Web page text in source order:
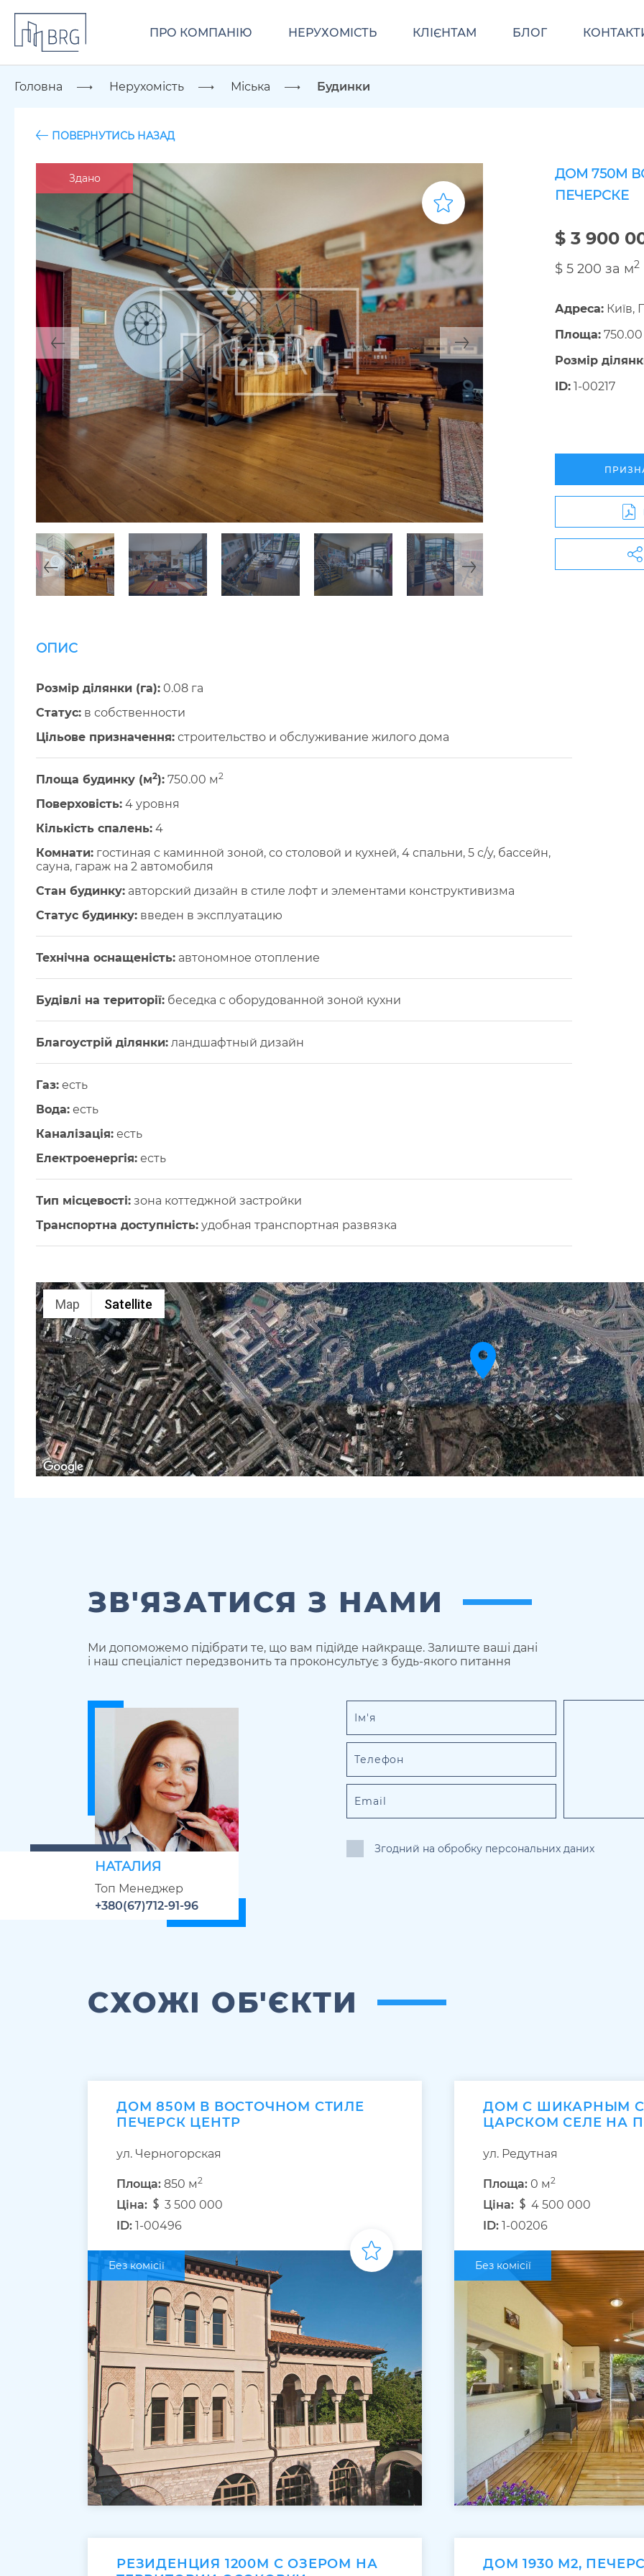
ПРО КОМПАНІЮ НЕРУХОМІСТЬ КЛІЄНТАМ БЛОГ
Головна Нерухомість Міська Будинки
ПОВЕРНУТИСЬ НАЗАД
Здано
ДОМ 750М
ПЕЧЕРСКЕ
$ 3 900
$ 5 200 за м2
Адреса: Київ,
Площа:
Розмір
ID: 1-00217
ОПИС
Розмір ділянки (га): 0.08 га
Cтатус: в собственности
Цільове призначення: строительство и обслуживание жилого дома
Площа будинку (м2): 750.00 м2
Поверховість: 4 уровня
Кількість спалень: 4
Комнати: гостиная с каминной зоной, со столовой и кухней, 4 спальни, 5 с/у, бассейн,
сауна, гараж на 2 автомобиля
Стан будинку: авторский дизайн в стиле лофт и элементами конструктивизма
Статус будинку: введен в эксплуатацию
Технічна оснащеність: автономное отопление
Будівлі на території: беседка с оборудованной зоной кухни
Благоустрій ділянки: ландшафтный дизайн
Газ: есть
Вода: есть
Каналізація: есть
Електроенергія: есть
Тип місцевості: зона коттеджной застройки
Транспортна доступність: удобная транспортная развязка
Map Satellite
ЗВ'ЯЗАТИСЯ З НАМИ
Ми допоможемо підібрати те, що вам підійде найкраще. Залиште ваші дані
і наш спеціаліст передзвонить та проконсультує з будь-якого питання
НАТАЛИЯ
Топ Менеджер
+380(67)712-91-96
Згодний на обробку персональних даних
СХОЖІ ОБ'ЄКТИ
ДОМ 850М В ВОСТОЧНОМ СТИЛЕ
ПЕЧЕРСК ЦЕНТР
ул. Черногорская
Площа: 850 м2
Ціна:
3 500 000
ID: 1-00496
Без комісії
ДОМ С ШИКАРНЫМ
ЦАРСКОМ СЕЛЕ НА
ул. Редутная
Площа: 0 м2
Ціна:
4 500 000
ID: 1-00206
Без комісії
РЕЗИДЕНЦИЯ 1200М С ОЗЕРОМ НА
ДОМ 1930 М2,